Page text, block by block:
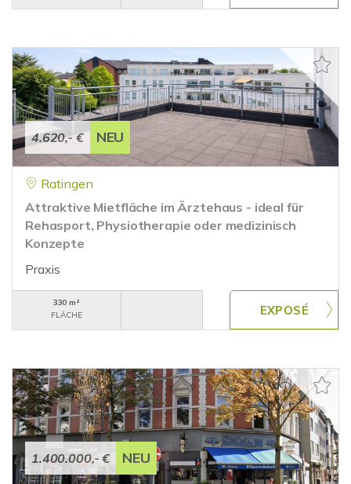
4.620,- € NEU
Ratingen
Attraktive Mietfläche im Ärztehaus - ideal für
Rehasport, Physiotherapie oder medizinisch
Konzepte
Praxis
330 m²
FLÄCHE
1.400.000,- € NEU